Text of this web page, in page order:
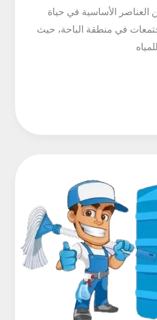
العناصر الأساسية في حياة
في منطقة الباحة، حيث